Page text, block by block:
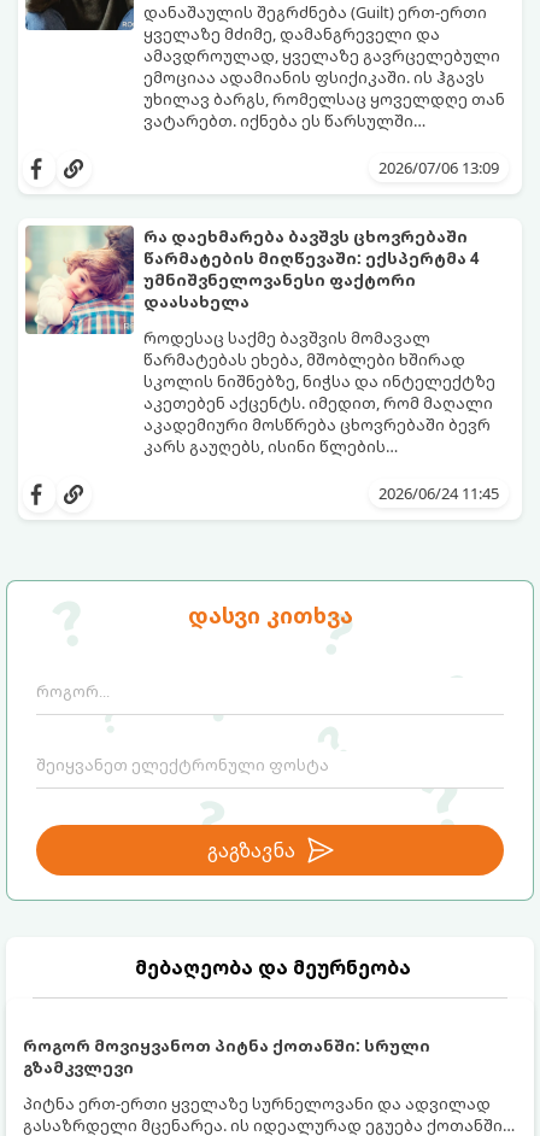
დასვი კითხვა
გაგზავნა
მებაღეობა და მეურნეობა
როგორ მოვიყვანოთ პიტნა ქოთანში: სრული
გზამკვლევი
პიტნა ერთ-ერთი ყველაზე სურნელოვანი და ადვილად
გასაზრდელი მცენარეა. ის იდეალურად ეგუება ქოთანში
დანაშაულის შეგრძნება (Guilt) ერთ-ერთი
ყველაზე მძიმე, დამანგრეველი და
ამავდროულად, ყველაზე გავრცელებული
ემოციაა ადამიანის ფსიქიკაში. ის ჰგავს
უხილავ ბარგს, რომელსაც ყოველდღე თან
ვატარებთ. იქნება ეს წარსულში
ტკენა, ოჯახის წევრებისთვის
გადაჭარბებული მოთხოვნები
-დანაშაულის განცდა შიგნიდან ფიტავს
ადამიანს და ართმევს მას აწმყოთი
ტკბობის უნარს.
დანაშაულის გრძნობას აქვს თავისი
საკუთარი თუ საზოგადოებრივი მორალური
კოდექსი. თუმცა, როდესაც ეს ემოცია
ქრონიკულ ფორმას იღებს, ის ნევროზულ,
ტოქსიკურ სინდრომად იქცევა.
გთავაზობთ პრაქტიკულ, ფსიქოლოგიურ
გზამკვლევს, თუ როგორ დაამუშაოთ
წარსულის შეცდომები და
გათავისუფლდეთ ამ მძიმე ტვირთისგან:
2026/07/06 13:09
რა დაეხმარება ბავშვს ცხოვრებაში
წარმატების მიღწევაში: ექსპერტმა 4
უმნიშვნელოვანესი ფაქტორი
დაასახელა
როდესაც საქმე ბავშვის მომავალ
წარმატებას ეხება, მშობლები ხშირად
სკოლის ნიშნებზე, ნიჭსა და ინტელექტზე
აკეთებენ აქცენტს. იმედით, რომ მაღალი
აკადემიური მოსწრება ცხოვრებაში ბევრ
კარს გაუღებს, ისინი წლების
შედეგების გაუმჯობესებაზე. თუმცა,
თვითკონტროლი ადამიანს ეხმარება
მიზნებზე ფოკუსირებაში. ბავშვთა
ხაზს უსვამს, რომ სწორედ
თვითკონტროლია ერთ-ერთი ყველაზე
ურთიერთობებს.
მიმართულება, რომელთა მართვაც
მშობლებმა ბავშვებს ადრეული
2026/06/24 11:45